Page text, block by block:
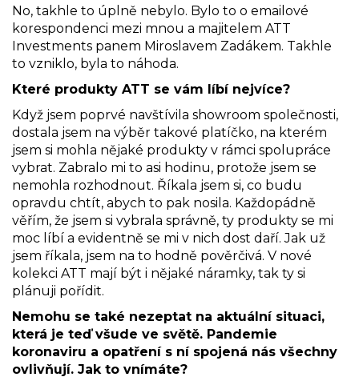
No, takhle to úplně nebylo. Bylo to o emailové
korespondenci mezi mnou a majitelem ATT
Investments panem Miroslavem Zadákem. Takhle
to vzniklo, byla to náhoda.
Které produkty ATT se vám líbí nejvíce?
Když jsem poprvé navštívila showroom společnosti,
dostala jsem na výběr takové platíčko, na kterém
jsem si mohla nějaké produkty v rámci spolupráce
vybrat. Zabralo mi to asi hodinu, protože jsem se
nemohla rozhodnout. Říkala jsem si, co budu
opravdu chtít, abych to pak nosila. Každopádně
věřím, že jsem si vybrala správně, ty produkty se mi
moc líbí a evidentně se mi v nich dost daří. Jak už
jsem říkala, jsem na to hodně pověrčivá. V nové
kolekci ATT mají být i nějaké náramky, tak ty si
plánuji pořídit.
Nemohu se také nezeptat na aktuální situaci,
která je teď všude ve světě. Pandemie
koronaviru a opatření s ní spojená nás všechny
ovlivňují. Jak to vnímáte?